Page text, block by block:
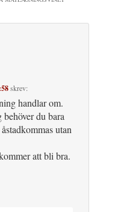
skrev:
handlar om.
du bara
utan
att bli bra.